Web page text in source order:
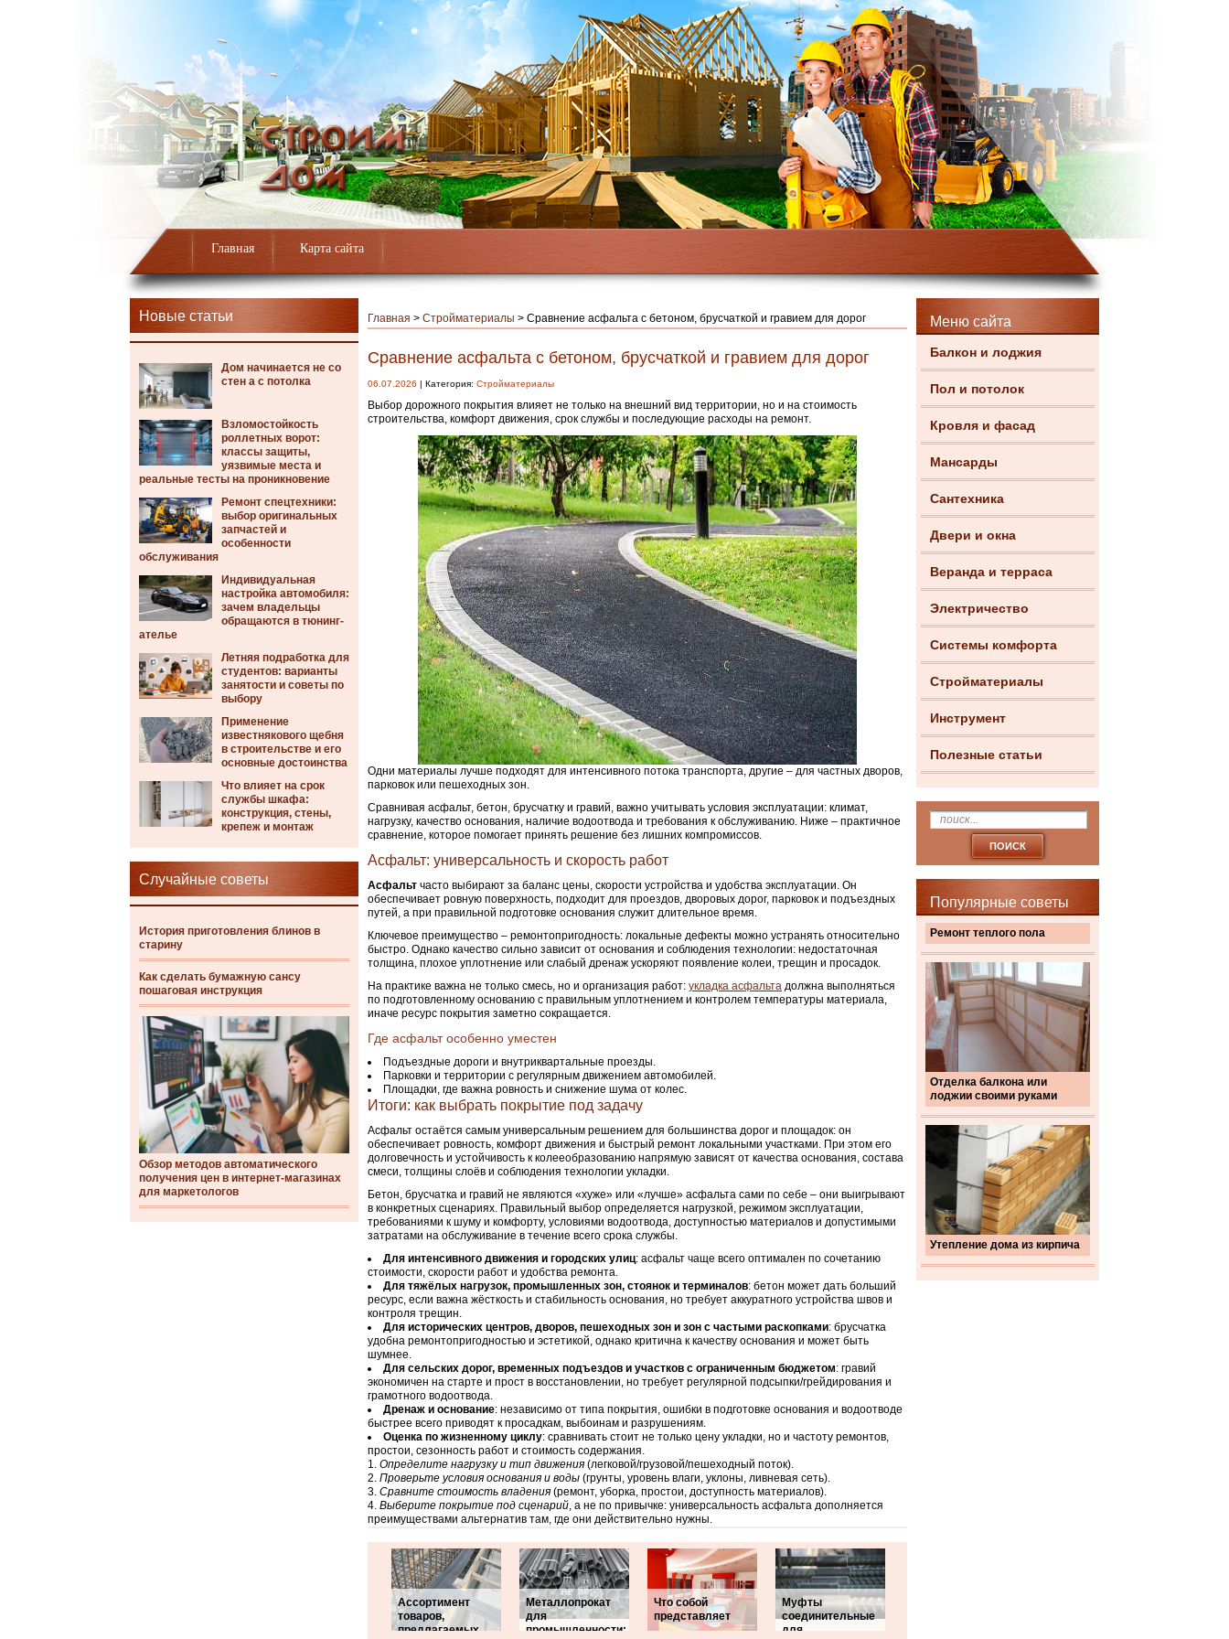
Главная Карта сайта
Новые статьи
Дом начинается не со
стен а с потолка
Взломостойкость
роллетных ворот:
классы защиты,
уязвимые места и
реальные тесты на проникновение
Ремонт спецтехники:
выбор оригинальных
запчастей и
особенности
обслуживания
Индивидуальная
настройка автомобиля:
зачем владельцы
обращаются в тюнинг-
ателье
Летняя подработка для
студентов: варианты
занятости и советы по
выбору
Применение
известнякового щебня
в строительстве и его
основные достоинства
Что влияет на срок
службы шкафа:
конструкция, стены,
крепеж и монтаж
Случайные советы
История приготовления блинов в
старину
Как сделать бумажную сансу
пошаговая инструкция
Обзор методов автоматического
получения цен в интернет-магазинах
для маркетологов
Меню сайта
Балкон и лоджия
Пол и потолок
Кровля и фасад
Мансарды
Сантехника
Двери и окна
Веранда и терраса
Электричество
Системы комфорта
Стройматериалы
Инструмент
Полезные статьи
Популярные советы
Ремонт теплого пола
Отделка балкона или
лоджии своими руками
Утепление дома из кирпича
Главная > Стройматериалы > Сравнение асфальта с бетоном, брусчаткой и гравием для дорог
Сравнение асфальта с бетоном, брусчаткой и гравием для дорог
06.07.2026 | Категория: Стройматериалы
Выбор дорожного покрытия влияет не только на внешний вид территории, но и на стоимость
строительства, комфорт движения, срок службы и последующие расходы на ремонт.
Одни материалы лучше подходят для интенсивного потока транспорта, другие – для частных дворов,
парковок или пешеходных зон.
Сравнивая асфальт, бетон, брусчатку и гравий, важно учитывать условия эксплуатации: климат,
нагрузку, качество основания, наличие водоотвода и требования к обслуживанию. Ниже – практичное
сравнение, которое помогает принять решение без лишних компромиссов.
Асфальт: универсальность и скорость работ
Асфальт часто выбирают за баланс цены, скорости устройства и удобства эксплуатации. Он
обеспечивает ровную поверхность, подходит для проездов, дворовых дорог, парковок и подъездных
путей, а при правильной подготовке основания служит длительное время.
Ключевое преимущество – ремонтопригодность: локальные дефекты можно устранять относительно
быстро. Однако качество сильно зависит от основания и соблюдения технологии: недостаточная
толщина, плохое уплотнение или слабый дренаж ускоряют появление колеи, трещин и просадок.
На практике важна не только смесь, но и организация работ: укладка асфальта должна выполняться
по подготовленному основанию с правильным уплотнением и контролем температуры материала,
иначе ресурс покрытия заметно сокращается.
Где асфальт особенно уместен
Подъездные дороги и внутриквартальные проезды.
Парковки и территории с регулярным движением автомобилей.
Площадки, где важна ровность и снижение шума от колес.
Итоги: как выбрать покрытие под задачу
Асфальт остаётся самым универсальным решением для большинства дорог и площадок: он
обеспечивает ровность, комфорт движения и быстрый ремонт локальными участками. При этом его
долговечность и устойчивость к колееобразованию напрямую зависят от качества основания, состава
смеси, толщины слоёв и соблюдения технологии укладки.
Бетон, брусчатка и гравий не являются «хуже» или «лучше» асфальта сами по себе – они выигрывают
в конкретных сценариях. Правильный выбор определяется нагрузкой, режимом эксплуатации,
требованиями к шуму и комфорту, условиями водоотвода, доступностью материалов и допустимыми
затратами на обслуживание в течение всего срока службы.
Для интенсивного движения и городских улиц: асфальт чаще всего оптимален по сочетанию
стоимости, скорости работ и удобства ремонта.
Для тяжёлых нагрузок, промышленных зон, стоянок и терминалов: бетон может дать больший
ресурс, если важна жёсткость и стабильность основания, но требует аккуратного устройства швов и
контроля трещин.
Для исторических центров, дворов, пешеходных зон и зон с частыми раскопками: брусчатка
удобна ремонтопригодностью и эстетикой, однако критична к качеству основания и может быть
шумнее.
Для сельских дорог, временных подъездов и участков с ограниченным бюджетом: гравий
экономичен на старте и прост в восстановлении, но требует регулярной подсыпки/грейдирования и
грамотного водоотвода.
Дренаж и основание: независимо от типа покрытия, ошибки в подготовке основания и водоотводе
быстрее всего приводят к просадкам, выбоинам и разрушениям.
Оценка по жизненному циклу: сравнивать стоит не только цену укладки, но и частоту ремонтов,
простои, сезонность работ и стоимость содержания.
Определите нагрузку и тип движения (легковой/грузовой/пешеходный поток).
Проверьте условия основания и воды (грунты, уровень влаги, уклоны, ливневая сеть).
Сравните стоимость владения (ремонт, уборка, простои, доступность материалов).
Выберите покрытие под сценарий, а не по привычке: универсальность асфальта дополняется
преимуществами альтернатив там, где они действительно нужны.
Ассортимент
товаров,
предлагаемых
Металлопрокат
для
промышленности:
Что собой
представляет
Муфты
соединительные
для